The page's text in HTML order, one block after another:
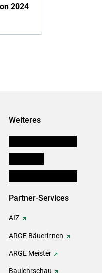
2024
Weiteres
Partner-Services
AIZ
ARGE Bäuerinnen
ARGE Meister
Baulehrschau